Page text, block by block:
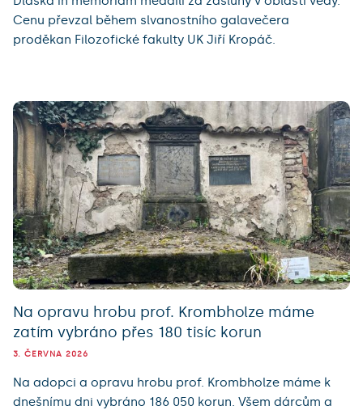
Cenu převzal během slvanostního galavečera
proděkan Filozofické fakulty UK Jiří Kropáč.
Na opravu hrobu prof. Krombholze máme
zatím vybráno přes 180 tisíc korun
3. ČERVNA 2026
Na adopci a opravu hrobu prof. Krombholze máme k
dnešnímu dni vybráno 186 050 korun. Všem dárcům a